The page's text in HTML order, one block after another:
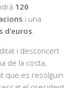
120
i una
d’euros
i desconcert
de la costa,
que es resolguin